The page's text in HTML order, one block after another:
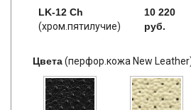
LK-12 Ch
(хром.пятилучие)
10 220
руб.
Цвета(перфор.кожа New